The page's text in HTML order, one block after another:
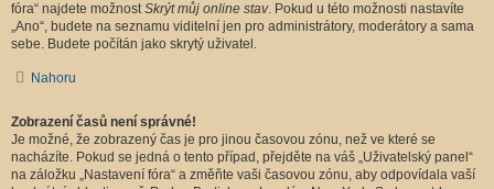
fóra“ najdete možnostSkrýt můj online stav. Pokud u této možnosti nastavíte
„Ano“, budete na seznamu viditelní jen pro administrátory, moderátory a sama
sebe. Budete počítán jako skrytý uživatel.
Nahoru
Zobrazení časů není správné!
Je možné, že zobrazený čas je pro jinou časovou zónu, než ve které se
nacházíte. Pokud se jedná o tento případ, přejděte na váš „Uživatelský panel“
na záložku „Nastavení fóra“ a změňte vaši časovou zónu, aby odpovídala vaší